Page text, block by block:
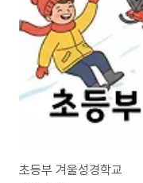
초등부 겨울성경학교